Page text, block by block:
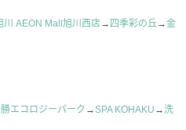
川 AEON Mall旭川西店→ 四季彩の丘→金
エコロジーパーク →SPA KOHAKU →洗